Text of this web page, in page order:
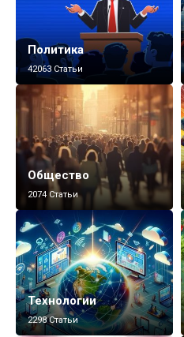
Политика
42063 Статьи
Общество
2074 Статьи
Технологии
2298 Статьи